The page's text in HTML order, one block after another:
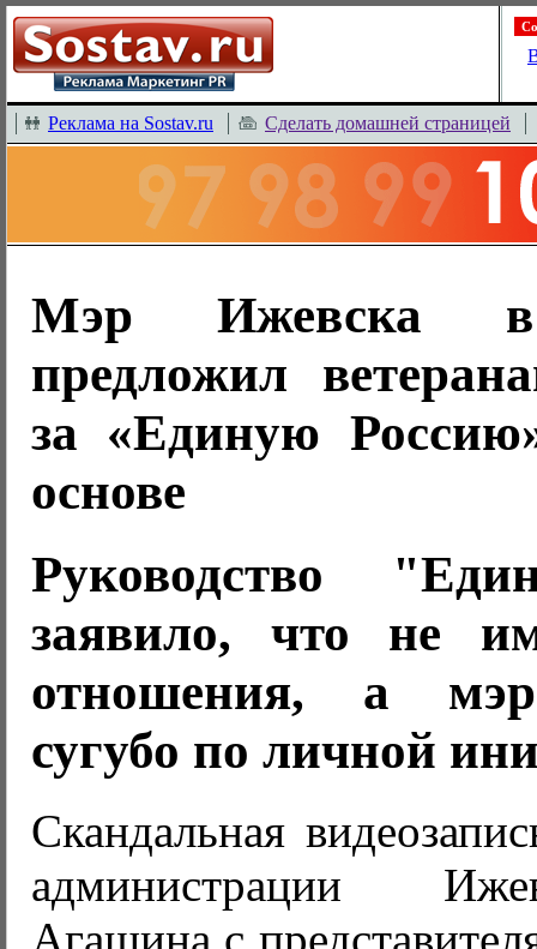
Реклама на Sostav.ru Сделать домашней страницей
Мэр Ижевска в
предложил
за «Единую
основе
Руководство
заявило, что не
отношения, а мэр
сугубо по личной
Скандальная
администрации
Агашина с